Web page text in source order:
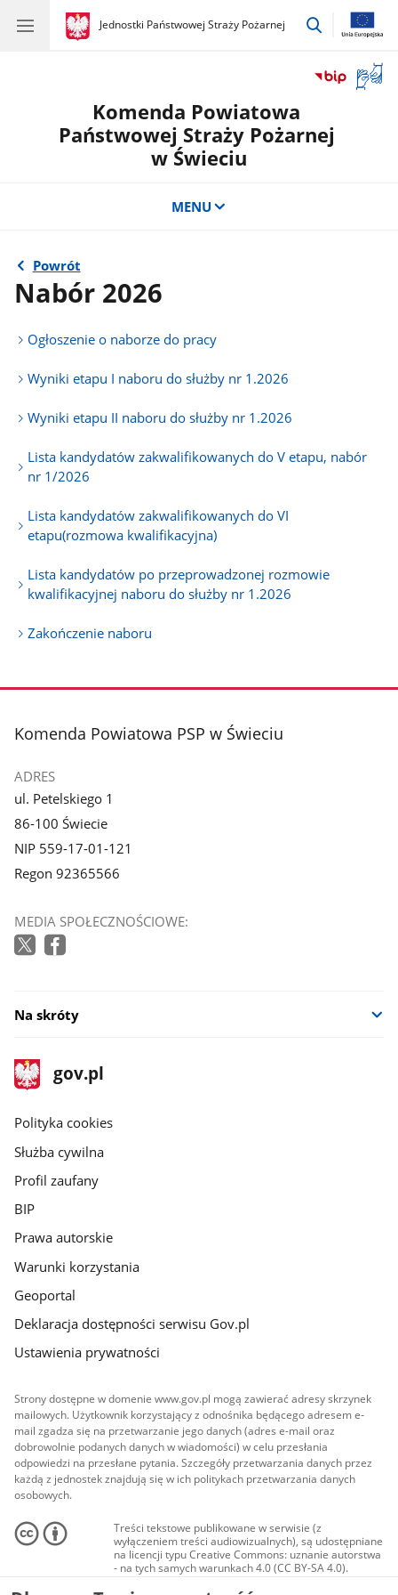
gov.pl
Jednostki Państwowej Straży Pożarnej
gov.pl
Jednostki
przejdź
okno
Komenda Powiatowa
Państwowej Straży Pożarnej
w Świeciu
MENU
Powrót
Nabór 2026
Ogłoszenie o naborze do pracy
Wyniki etapu I naboru do służby nr 1.2026
Wyniki etapu II naboru do służby nr 1.2026
Lista kandydatów zakwalifikowanych do V etapu, nabór
nr 1/2026
Lista kandydatów zakwalifikowanych do VI
etapu(rozmowa kwalifikacyjna)
Lista kandydatów po przeprowadzonej rozmowie
kwalifikacyjnej naboru do służby nr 1.2026
Zakończenie naboru
stopka
Komenda Powiatowa PSP w Świeciu
ADRES
ul. Petelskiego 1
86-100 Świecie
NIP 559-17-01-121
Regon 92365566
MEDIA SPOŁECZNOŚCIOWE:
Na skróty
stopka
gov.pl
Strona
gov.pl
gov.pl
Polityka cookies
Służba cywilna
Profil zaufany
BIP
Prawa autorskie
Warunki korzystania
Geoportal
Deklaracja dostępności serwisu Gov.pl
Ustawienia prywatności
Strony dostępne w domenie www.gov.pl mogą zawierać adresy skrzynek
mailowych. Użytkownik korzystający z odnośnika będącego adresem e-
mail zgadza się na przetwarzanie jego danych (adres e-mail oraz
dobrowolnie podanych danych w wiadomości) w celu przesłania
odpowiedzi na przesłane pytania. Szczegóły przetwarzania danych przez
każdą z jednostek znajdują się w ich politykach przetwarzania danych
osobowych.
Treści tekstowe publikowane w serwisie (z
wyłączeniem treści audiowizualnych), są udostępniane
na licencji typu Creative Commons: uznanie autorstwa
- na tych samych warunkach 4.0 (CC BY-SA 4.0).
Materiały audiowizualne, w tym zdjęcia, materiały